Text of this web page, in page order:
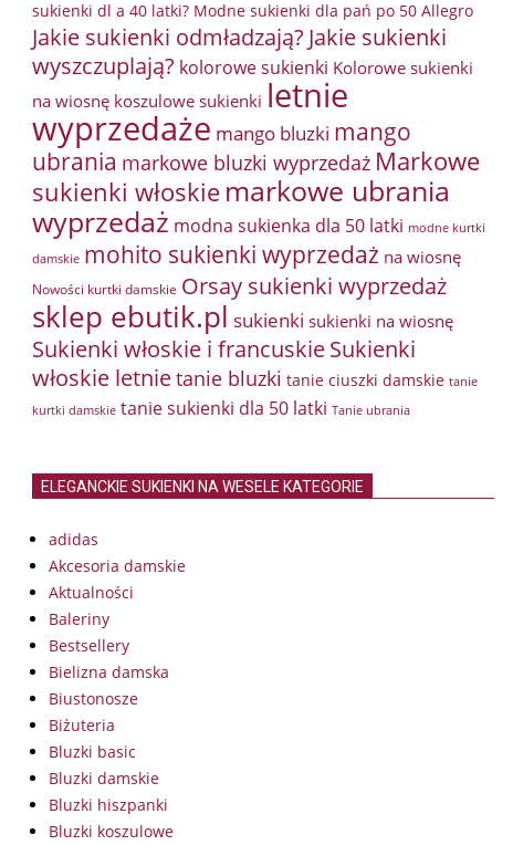
sukienki dl a 40 latki? Modne sukienki dla pań po 50 Allegro
Jakie sukienki odmładzają? Jakie sukienki
wyszczuplają? kolorowe sukienki Kolorowe sukienki
na wiosnę koszulowe sukienki letnie
wyprzedaże mango bluzki mango
ubrania markowe bluzki wyprzedaż Markowe
sukienki włoskie markowe ubrania
wyprzedaż modna sukienka dla 50 latki modne kurtki
damskie mohito sukienki wyprzedaż na wiosnę
Nowości kurtki damskie Orsay sukienki wyprzedaż
sklep ebutik.pl sukienki sukienki na wiosnę
Sukienki włoskie i francuskieSukienki
włoskie letnietanie bluzki tanie ciuszki damskie tanie
kurtki damskie tanie sukienki dla 50 latki Tanie ubrania
ELEGANCKIE SUKIENKI NA WESELE KATEGORIE
adidas
Akcesoria damskie
Aktualności
Baleriny
Bestsellery
Bielizna damska
Biustonosze
Biżuteria
Bluzki basic
Bluzki damskie
Bluzki hiszpanki
Bluzki koszulowe